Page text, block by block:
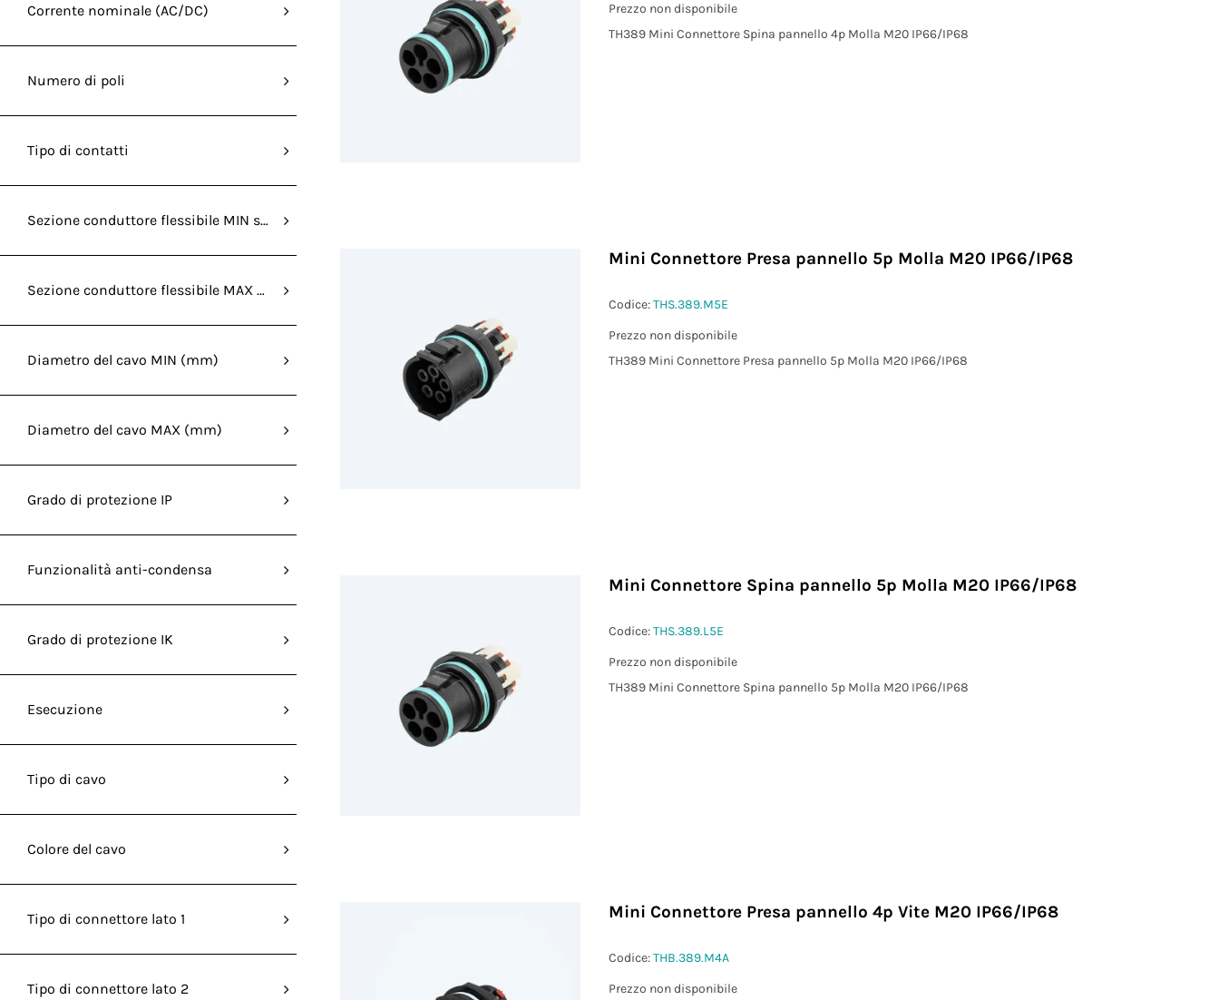
Corrente nominale (AC/DC)
Numero di poli
Tipo di contatti
Sezione conduttore flessibile MIN senza capocorda (mm²)
Sezione conduttore flessibile MAX senza capocorda (mm²)
Diametro del cavo MIN (mm)
Diametro del cavo MAX (mm)
Grado di protezione IP
Funzionalità anti-condensa
Grado di protezione IK
Esecuzione
Tipo di cavo
Colore del cavo
Tipo di connettore lato 1
Tipo di connettore lato 2
Prezzo non disponibile
TH389 Mini Connettore Spina pannello 4p Molla M20 IP66/IP68
Mini Connettore Presa pannello 5p Molla M20 IP66/IP68
Codice:THS.389.M5E
Prezzo non disponibile
TH389 Mini Connettore Presa pannello 5p Molla M20 IP66/IP68
Mini Connettore Spina pannello 5p Molla M20 IP66/IP68
Codice:THS.389.L5E
Prezzo non disponibile
TH389 Mini Connettore Spina pannello 5p Molla M20 IP66/IP68
Mini Connettore Presa pannello 4p Vite M20 IP66/IP68
Codice:THB.389.M4A
Prezzo non disponibile